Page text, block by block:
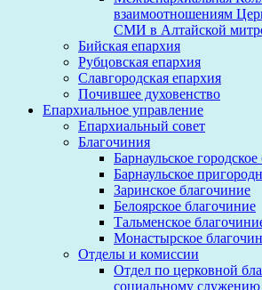
взаимоотношениям
СМИ в Алтайской
Бийская епархия
Рубцовская епархия
Славгородская епархия
Почившее духовенство
Епархиальное управление
Епархиальный совет
Благочиния
Барнаульское
Барнаульское
Заринское благочиние
Белоярское благочиние
Тальменское
Монастырское
Отделы и комиссии
Отдел по церковной
социальному служению